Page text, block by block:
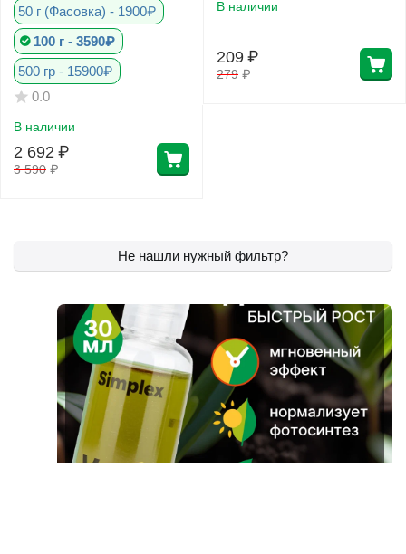
50 г (Фасовка) - 1900₽
100 г - 3590₽
500 гр - 15900₽
0.0
В наличии
3 590 ₽
2 692 ₽
В наличии
279 ₽
209 ₽
Не нашли нужный фильтр?